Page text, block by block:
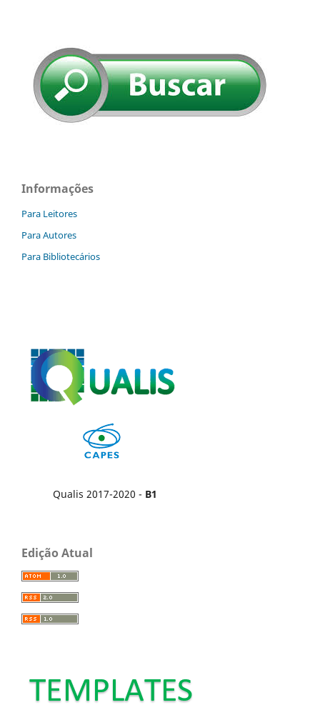
Informações
Para Leitores
Para Autores
Para Bibliotecários
Qualis 2017-2020 - B1
Edição Atual